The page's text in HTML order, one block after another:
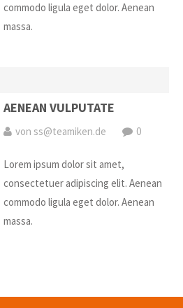
commodo ligula eget dolor. Aenean
massa.
AENEAN VULPUTATE
von ss@teamiken.de 0
Lorem ipsum dolor sit amet,
consectetuer adipiscing elit. Aenean
commodo ligula eget dolor. Aenean
massa.